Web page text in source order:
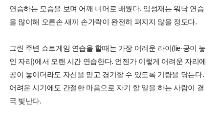
연습하는 모습을 보며 어깨 너머로 배웠다. 임성재는 워낙 연습
을 많이해 오른손 새끼 손가락이 완전히 펴지지 않을 정도다.
그린 주변 쇼트게임 연습을 할때는 가장 어려운 라이(lie·공이 놓
인 자리)에서 오랜 시간 연습한다. 언젠가 이렇게 어려운 자리에
공이 놓이더라도 자신을 믿고 경기할 수 있도록 기량을 닦는다.
어려운 시기에도 간절한 마음으로 자기 할 일을 하는 사람이 결
국 빛난다.